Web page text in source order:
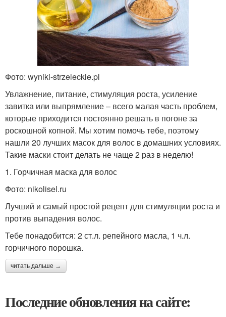
Фото: wyniki-strzeleckie.pl
Увлажнение, питание, стимуляция роста, усиление
завитка или выпрямление – всего малая часть проблем,
которые приходится постоянно решать в погоне за
роскошной копной. Мы хотим помочь тебе, поэтому
нашли 20 лучших масок для волос в домашних условиях.
Такие маски стоит делать не чаще 2 раз в неделю!
1. Горчичная маска для волос
Фото: nikolisel.ru
Лучший и самый простой рецепт для стимуляции роста и
против выпадения волос.
Тебе понадобится: 2 ст.л. репейного масла, 1 ч.л.
горчичного порошка.
читать дальше →
Последние обновления на сайте: